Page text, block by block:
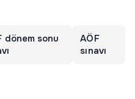
dönem sonu
AÖF
sınavı